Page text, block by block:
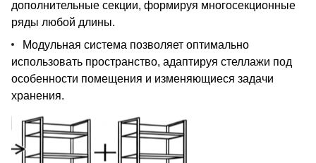
дополнительные секции, формируя многосекционные
ряды любой длины.
Модульная система позволяет оптимально
использовать пространство, адаптируя стеллажи под
особенности помещения и изменяющиеся задачи
хранения.